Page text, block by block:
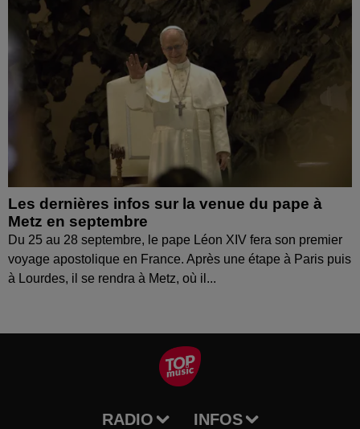
Les dernières infos sur la venue du pape à
Metz en septembre
Du 25 au 28 septembre, le pape Léon XIV fera son premier
voyage apostolique en France. Après une étape à Paris puis
à Lourdes, il se rendra à Metz, où il...
RADIO INFOS